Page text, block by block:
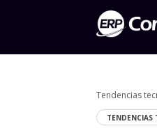
Tendencias
TENDENCIAS